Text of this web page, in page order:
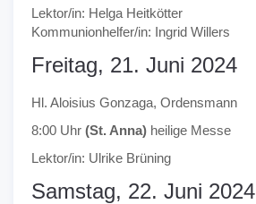
Lektor/in: Helga Heitkötter
Kommunionhelfer/in: Ingrid Willers
Freitag, 21. Juni 2024
Hl. Aloisius Gonzaga, Ordensmann
8:00 Uhr (St. Anna) heilige Messe
Lektor/in: Ulrike Brüning
Samstag, 22. Juni 2024